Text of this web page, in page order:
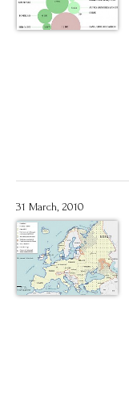
31 March, 2010